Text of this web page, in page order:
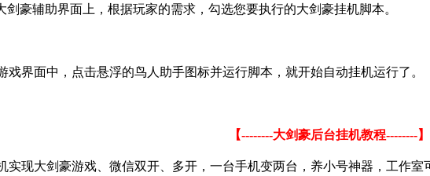
剑豪辅助界面上，根据玩家的需求，勾选您要执行的大剑豪挂机脚本。
界面中，点击悬浮的鸟人助手图标并运行脚本，就开始自动挂机运行了。
【--------大剑豪后台挂机教程--------】
实现大剑豪游戏、微信双开、多开，一台手机变两台，养小号神器，工作